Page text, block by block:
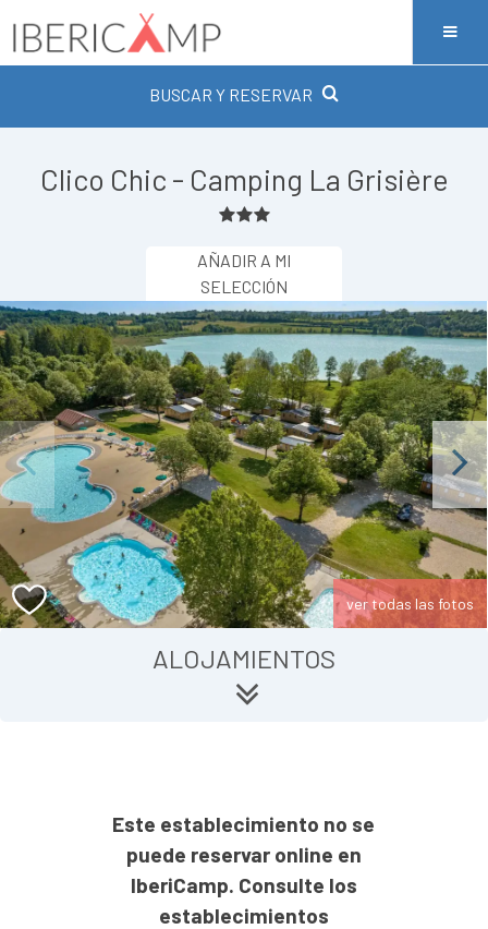
BUSCAR Y RESERVAR
Clico Chic - Camping La Grisière
AÑADIR A MI
SELECCIÓN
Next
ver todas las fotos
ALOJAMIENTOS
Este establecimiento no se
puede reservar online en
IberiCamp. Consulte los
establecimientos